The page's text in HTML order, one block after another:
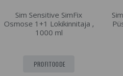
Sim Sensitive SimFix
Osmose 1+1 Lokikinnitaja ,
1000 ml
PROFITOODE